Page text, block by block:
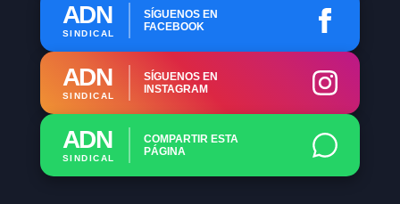
ADN
SINDICAL
SÍGUENOS EN
FACEBOOK
ADN
SINDICAL
SÍGUENOS EN
INSTAGRAM
ADN
SINDICAL
COMPARTIR ESTA
PÁGINA